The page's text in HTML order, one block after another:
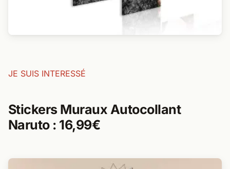
JE SUIS INTERESSÉ
Stickers Muraux Autocollant
Naruto : 16,99€